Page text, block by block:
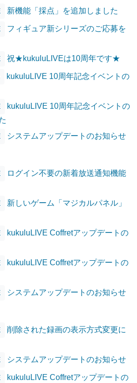
新機能「採点」を追加しました
フィギュア新シリーズのご応募を
祝★kukuluLIVEは10周年です★
kukuluLIVE 10周年記念イベントの
kukuluLIVE 10周年記念イベントの
システムアップデートのお知らせ
ログイン不要の新着放送通知機能
新しいゲーム「マジカルパネル」
kukuluLIVE Coffretアップデートの
kukuluLIVE Coffretアップデートの
システムアップデートのお知らせ
削除された録画の表示方式変更に
システムアップデートのお知らせ
kukuluLIVE Coffretアップデートの